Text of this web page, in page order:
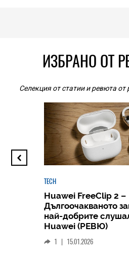
ИЗБРАНО ОТ
Селекция от статии и ревюта от
TECH
Huawei FreeClip 2 –
Дългоочакваното
най-добрите
Huawei (РЕВЮ)
1 | 15.01.2026